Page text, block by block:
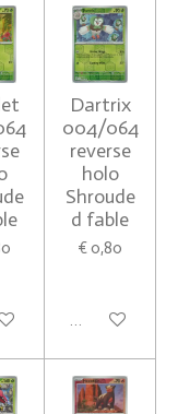
Dartrix
004/064
reverse
holo
Shroude
d fable
€ 0,80
In winkelwagen